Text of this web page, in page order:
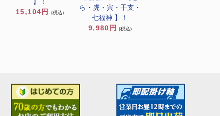
15,104円
(税込)
ら・虎・寅・干支・
七福神 】！
9,980円 (税込)